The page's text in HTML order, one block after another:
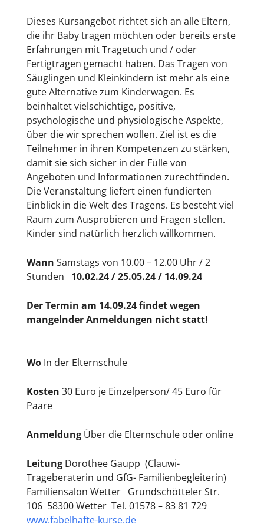
Dieses Kursangebot richtet sich an alle Eltern,
die ihr Baby tragen möchten oder bereits erste
Erfahrungen mit Tragetuch und / oder
Fertigtragen gemacht haben. Das Tragen von
Säuglingen und Kleinkindern ist mehr als eine
gute Alternative zum Kinderwagen. Es
beinhaltet vielschichtige, positive,
psychologische und physiologische Aspekte,
über die wir sprechen wollen. Ziel ist es die
Teilnehmer in ihren Kompetenzen zu stärken,
damit sie sich sicher in der Fülle von
Angeboten und Informationen zurechtfinden.
Die Veranstaltung liefert einen fundierten
Einblick in die Welt des Tragens. Es besteht viel
Raum zum Ausprobieren und Fragen stellen.
Kinder sind natürlich herzlich willkommen.
Wann Samstags von 10.00 – 12.00 Uhr / 2
Stunden
10.02.24 / 25.05.24 / 14.09.24
Der Termin am 14.09.24 findet wegen
mangelnder Anmeldungen nicht statt!
Wo In der Elternschule
Kosten 30 Euro je Einzelperson/ 45 Euro für
Paare
Anmeldung Über die Elternschule oder online
Leitung Dorothee Gaupp (Clauwi-
Trageberaterin und GfG- Familienbegleiterin)
Familiensalon Wetter Grundschötteler Str.
106 58300 Wetter Tel. 01578 – 83 81 729
www.fabelhafte-kurse.de